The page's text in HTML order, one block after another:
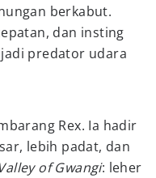
berkabut.
dan insting
predator udara
Rex. Ia hadir
lebih padat, dan
Valley of Gwangi: leher